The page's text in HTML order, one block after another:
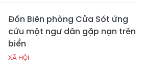
Đồn Biên phòng Cửa Sót ứng
cứu một ngư dân gặp nạn trên
biển
XÃ HỘI